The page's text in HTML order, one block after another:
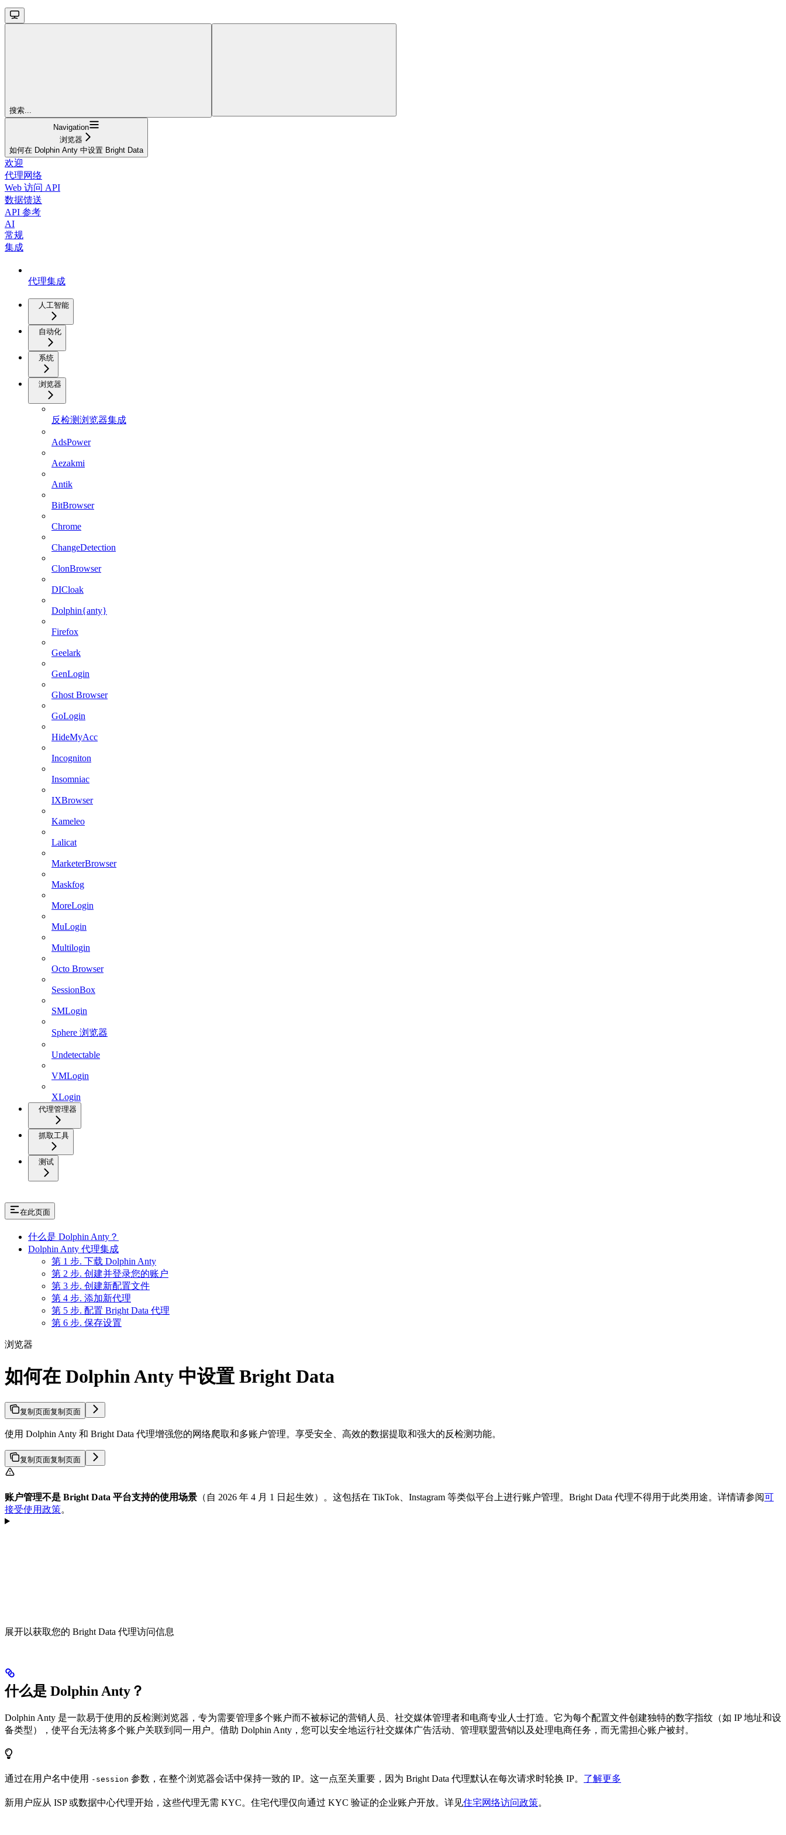
搜索...
Navigation
浏览器
如何在 Dolphin Anty 中设置 Bright Data
欢迎
代理网络
Web 访问 API
数据馈送
API 参考
AI
常规
集成
代理集成
人工智能
自动化
系统
浏览器
反检测浏览器集成
AdsPower
Aezakmi
Antik
BitBrowser
Chrome
ChangeDetection
ClonBrowser
DICloak
Dolphin{anty}
Firefox
Geelark
GenLogin
Ghost Browser
GoLogin
HideMyAcc
Incogniton
Insomniac
IXBrowser
Kameleo
Lalicat
MarketerBrowser
Maskfog
MoreLogin
MuLogin
Multilogin
Octo Browser
SessionBox
SMLogin
Sphere 浏览器
Undetectable
VMLogin
XLogin
代理管理器
抓取工具
测试
在此页面
什么是 Dolphin Anty？
Dolphin Anty 代理集成
第 1 步. 下载 Dolphin Anty
第 2 步. 创建并登录您的账户
第 3 步. 创建新配置文件
第 4 步. 添加新代理
第 5 步. 配置 Bright Data 代理
第 6 步. 保存设置
浏览器
如何在 Dolphin Anty 中设置 Bright Data
复制页面复制页面
使用 Dolphin Anty 和 Bright Data 代理增强您的网络爬取和多账户管理。享受安全、高效的数据提取和强大的反检测功能。
复制页面复制页面
账户管理不是 Bright Data 平台支持的使用场景 （自 2026 年 4 月 1 日起生效）。这包括在 TikTok、Instagram 等类似平台上进行账户管理。Bright Data 代理不得用于此类用途。详情请参阅可
接受使用政策。
展开以获取您的 Bright Data 代理访问信息
什么是 Dolphin Anty？
Dolphin Anty 是一款易于使用的反检测浏览器，专为需要管理多个账户而不被标记的营销人员、社交媒体管理者和电商专业人士打造。它为每个配置文件创建独特的数字指纹（如 IP 地址和设
备类型），使平台无法将多个账户关联到同一用户。借助 Dolphin Anty，您可以安全地运行社交媒体广告活动、管理联盟营销以及处理电商任务，而无需担心账户被封。
通过在用户名中使用 -session 参数，在整个浏览器会话中保持一致的 IP。这一点至关重要，因为 Bright Data 代理默认在每次请求时轮换 IP。 了解更多
新用户应从 ISP 或数据中心代理开始，这些代理无需 KYC。住宅代理仅向通过 KYC 验证的企业账户开放。详见住宅网络访问政策。